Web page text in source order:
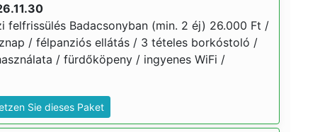
felfrissülés Badacsonyban (min. 2 éj) 26.000 Ft /
/ félpanziós ellátás / 3 tételes borkóstoló /
/ fürdőköpeny / ingyenes WiFi /
Sie dieses Paket